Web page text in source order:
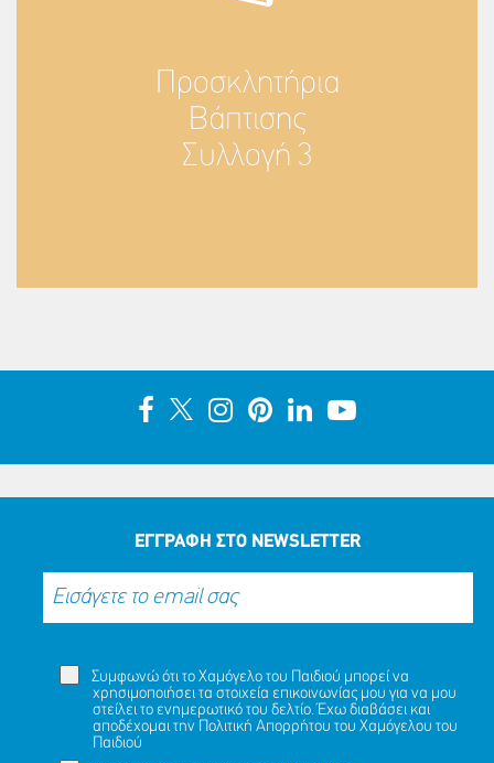
Προσκλητήρια
Βάπτισης
Συλλογή 3
ΕΓΓΡΑΦΗ ΣΤΟ NEWSLETTER
Συμφωνώ ότι το Χαμόγελο του Παιδιού μπορεί να
χρησιμοποιήσει τα στοιχεία επικοινωνίας μου για να μου
στείλει το ενημερωτικό του δελτίο. Έχω διαβάσει και
αποδέχομαι την Πολιτική Απορρήτου του Χαμόγελου του
Παιδιού